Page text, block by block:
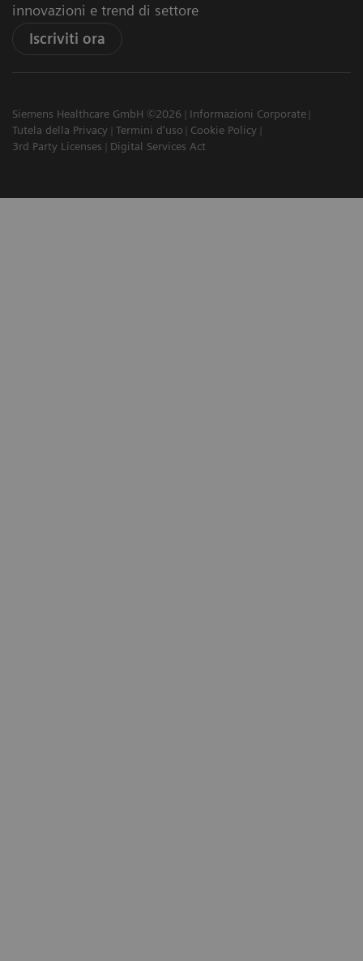
innovazioni e trend di settore
Iscriviti ora
Siemens Healthcare GmbH ©2026
Informazioni Corporate
Tutela della Privacy
Termini d'uso
Cookie Policy
3rd Party Licenses
Digital Services Act